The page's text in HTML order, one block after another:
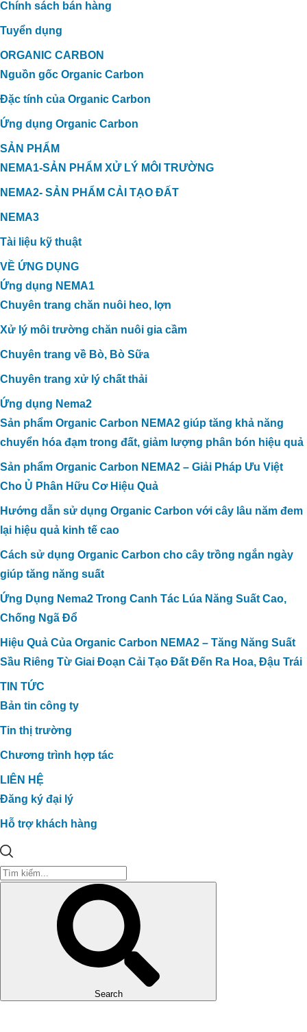
Chính sách bán hàng
Tuyển dụng
ORGANIC CARBON
Nguồn gốc Organic Carbon
Đặc tính của Organic Carbon
Ứng dụng Organic Carbon
SẢN PHẨM
NEMA1-SẢN PHẨM XỬ LÝ MÔI TRƯỜNG
NEMA2- SẢN PHẨM CẢI TẠO ĐẤT
NEMA3
Tài liệu kỹ thuật
VỀ ỨNG DỤNG
Ứng dụng NEMA1
Chuyên trang chăn nuôi heo, lợn
Xử lý môi trường chăn nuôi gia cầm
Chuyên trang về Bò, Bò Sữa
Chuyên trang xử lý chất thải
Ứng dụng Nema2
Sản phẩm Organic Carbon NEMA2 giúp tăng khả năng
chuyển hóa đạm trong đất, giảm lượng phân bón hiệu quả
Sản phẩm Organic Carbon NEMA2 – Giải Pháp Ưu Việt
Cho Ủ Phân Hữu Cơ Hiệu Quả
Hướng dẫn sử dụng Organic Carbon với cây lâu năm đem
lại hiệu quả kinh tế cao
Cách sử dụng Organic Carbon cho cây trồng ngắn ngày
giúp tăng năng suất
Ứng Dụng Nema2 Trong Canh Tác Lúa Năng Suất Cao,
Chống Ngã Đổ
Hiệu Quả Của Organic Carbon NEMA2 – Tăng Năng Suất
Sầu Riêng Từ Giai Đoạn Cải Tạo Đất Đến Ra Hoa, Đậu Trái
TIN TỨC
Bản tin công ty
Tin thị trường
Chương trình hợp tác
LIÊN HỆ
Đăng ký đại lý
Hỗ trợ khách hàng
Search